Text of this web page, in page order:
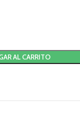
AL CARRITO